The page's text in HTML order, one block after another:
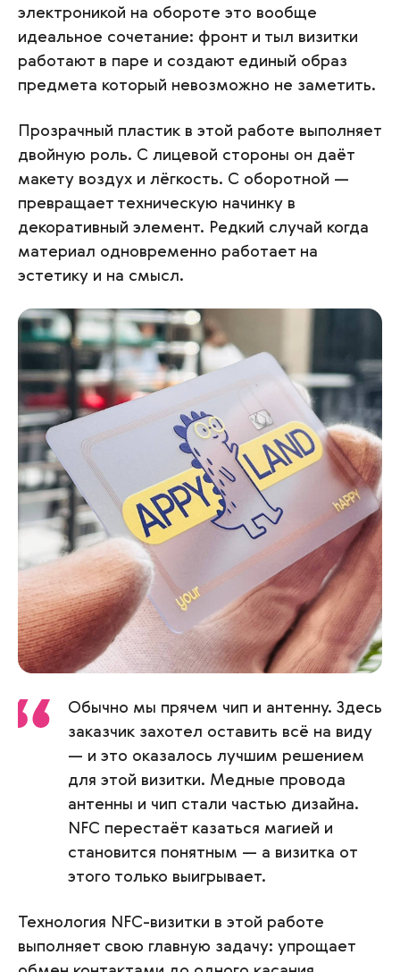
электроникой на обороте это вообще
идеальное сочетание: фронт и тыл визитки
работают в паре и создают единый образ
предмета который невозможно не заметить.
Прозрачный пластик в этой работе выполняет
двойную роль. С лицевой стороны он даёт
макету воздух и лёгкость. С оборотной —
превращает техническую начинку в
декоративный элемент. Редкий случай когда
материал одновременно работает на
эстетику и на смысл.
Обычно мы прячем чип и антенну. Здесь
заказчик захотел оставить всё на виду
— и это оказалось лучшим решением
для этой визитки. Медные провода
антенны и чип стали частью дизайна.
NFC перестаёт казаться магией и
становится понятным — а визитка от
этого только выигрывает.
Технология NFC-визитки в этой работе
выполняет свою главную задачу: упрощает